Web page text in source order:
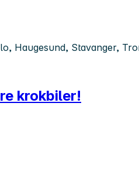
Haugesund, Stavanger,
krokbiler!